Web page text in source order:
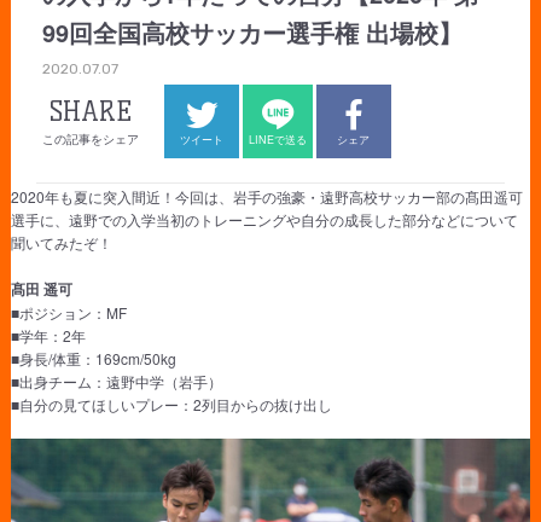
99回全国高校サッカー選手権 出場校】
2020.07.07
SHARE
この記事をシェア ツイート LINEで送る シェア
2020年も夏に突入間近！今回は、岩手の強豪・遠野高校サッカー部の髙田遥可
選手に、遠野での入学当初のトレーニングや自分の成長した部分などについて
聞いてみたぞ！
髙田 遥可
■ポジション：MF
■学年：2年
■身長/体重：169cm/50kg
■出身チーム：遠野中学（岩手）
■自分の見てほしいプレー：2列目からの抜け出し